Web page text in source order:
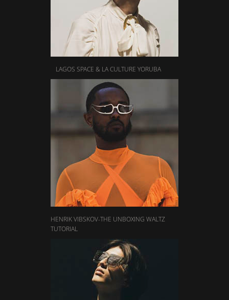
LAGOS SPACE & LA CULTURE YORUBA
HENRIK VIBSKOV-THE UNBOXING WALTZ
TUTORIAL